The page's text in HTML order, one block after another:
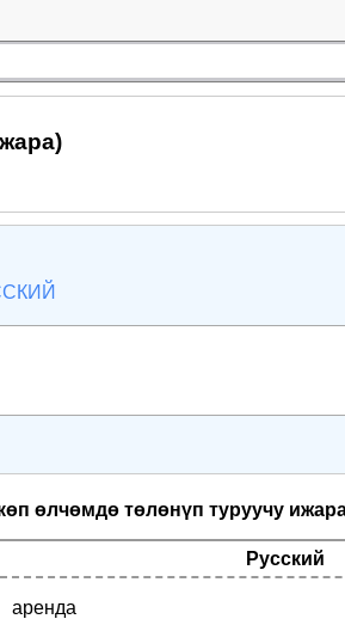
өлчөмдө төлөнүп туруучу
Русский
аренда